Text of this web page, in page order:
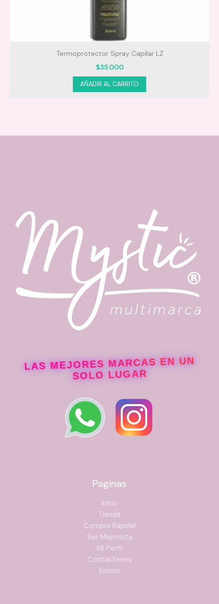
Termoprotector Spray Capilar LZ
$35.000
AÑADIR AL CARRITO
LAS MEJORES MARCAS EN UN
SOLO LUGAR
Paginas
Inicio
Tienda
Compra Rapida!
Ser Mayorista
Mi Perfil
Contactenos
Envios